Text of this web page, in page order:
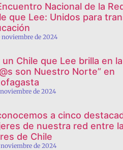
Nacional de la
que Lee: Unidos para
noviembre de 2024
un Chile que Lee brilla en
son Nuestro Norte” en
noviembre de 2024
a cinco
de nuestra red entre
de Chile
noviembre de 2024